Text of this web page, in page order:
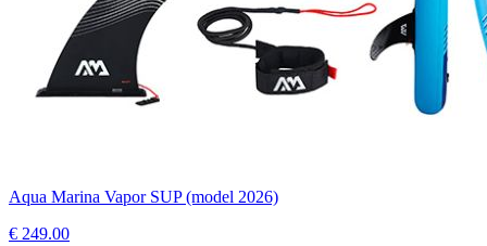
Aqua Marina Vapor SUP (model 2026)
€ 249.00